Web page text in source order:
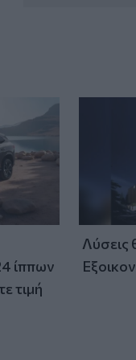
ίππων
τιμή
Λύσεις